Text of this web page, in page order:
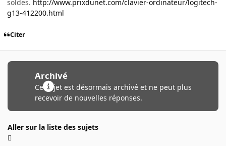
soldes. http://www.prixdunet.com/clavier-ordinateur/logitech-
g13-412200.html
Citer
Archivé
Ce sujet est désormais archivé et ne peut plus
recevoir de nouvelles réponses.
Aller sur la liste des sujets